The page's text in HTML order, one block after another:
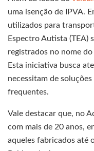
uma isenção de IPVA.
utilizados para
Espectro Autista (TEA)
registrados no nome
Esta iniciativa busca
necessitam de
frequentes.
Vale destacar que, no
com mais de 20 anos,
aqueles fabricados até